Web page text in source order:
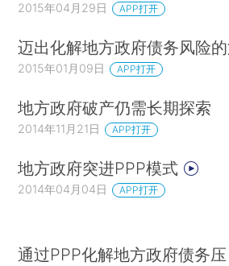
2015年04月29日 APP打开
迈出化解地方政府债务风险
2015年01月09日 APP打开
地方政府破产仍需长期探索
2014年11月21日 APP打开
地方政府突进PPP模式
2014年04月04日 APP打开
通过PPP化解地方政府债务压